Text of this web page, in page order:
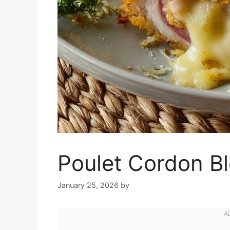
Poulet Cordon
January 25, 2026 by